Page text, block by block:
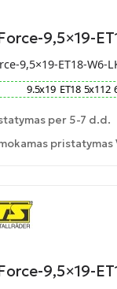
9,5×19-
9,5×19-ET18-W6-
9.5x19 ET18 5x112
per 5-7 d.d.
pristatymas
9,5×19-